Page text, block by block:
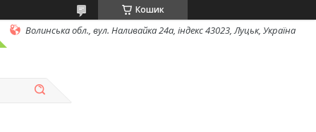
Кошик
Волинська обл., вул. Наливайка 24а, індекс 43023, Луцьк, Україна